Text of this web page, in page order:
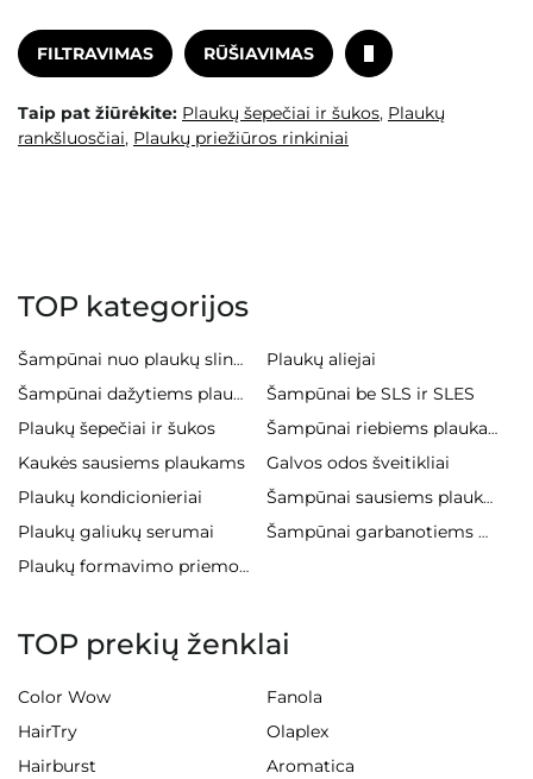
FILTRAVIMAS RŪŠIAVIMAS
Taip pat žiūrėkite: Plaukų šepečiai ir šukos, Plaukų
rankšluosčiai, Plaukų priežiūros rinkiniai
TOP kategorijos
Šampūnai nuo plaukų slinkimo Plaukų aliejai
Šampūnai dažytiems plaukams
Šampūnai be SLS ir SLES
Plaukų šepečiai ir šukos
Šampūnai riebiems plaukams
Kaukės sausiems plaukams
Galvos odos šveitikliai
Plaukų kondicionieriai
Šampūnai sausiems plaukams
Plaukų galiukų serumai
Šampūnai garbanotiems plaukams
Plaukų formavimo priemonės
TOP prekių ženklai
Color Wow
Fanola
HairTry
Olaplex
Hairburst
Aromatica